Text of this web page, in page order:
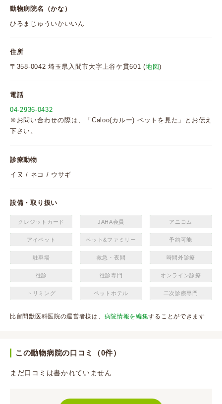
動物病院名（かな）
ひるまじゅういかいいん
住所
〒358-0042 埼玉県入間市大字上谷ケ貫601 (地図)
電話
04-2936-0432
※お問い合わせの際は、「Caloo(カルー) ペットを見た」とお伝え
下さい。
診療動物
イヌ / ネコ / ウサギ
設備・取り扱い
クレジットカード JAHA会員 アニコム
アイペット ペット&ファミリー 予約可能
駐車場 救急・夜間 時間外診療
往診 往診専門 オンライン診療
トリミング ペットホテル 二次診療専門
比留間獣医科医院の運営者様は、 病院情報を編集することができます
この動物病院の口コミ（0件）
まだ口コミは書かれていません